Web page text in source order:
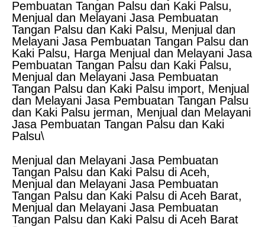
Pembuatan Tangan Palsu dan Kaki Palsu,
Menjual dan Melayani Jasa Pembuatan
Tangan Palsu dan Kaki Palsu, Menjual dan
Melayani Jasa Pembuatan Tangan Palsu dan
Kaki Palsu, Harga Menjual dan Melayani Jasa
Pembuatan Tangan Palsu dan Kaki Palsu,
Menjual dan Melayani Jasa Pembuatan
Tangan Palsu dan Kaki Palsu import, Menjual
dan Melayani Jasa Pembuatan Tangan Palsu
dan Kaki Palsu jerman, Menjual dan Melayani
Jasa Pembuatan Tangan Palsu dan Kaki
Palsu\
Menjual dan Melayani Jasa Pembuatan
Tangan Palsu dan Kaki Palsu di Aceh,
Menjual dan Melayani Jasa Pembuatan
Tangan Palsu dan Kaki Palsu di Aceh Barat,
Menjual dan Melayani Jasa Pembuatan
Tangan Palsu dan Kaki Palsu di Aceh Barat